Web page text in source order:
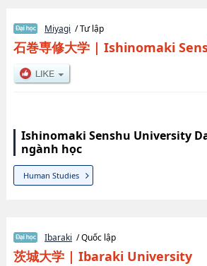
Miyagi / Tư lập
石巻専修大学| Ishinomaki
Ishinomaki Senshu University
ngành học
Human Studies
Ibaraki / Quốc lập
茨城大学| Ibaraki University